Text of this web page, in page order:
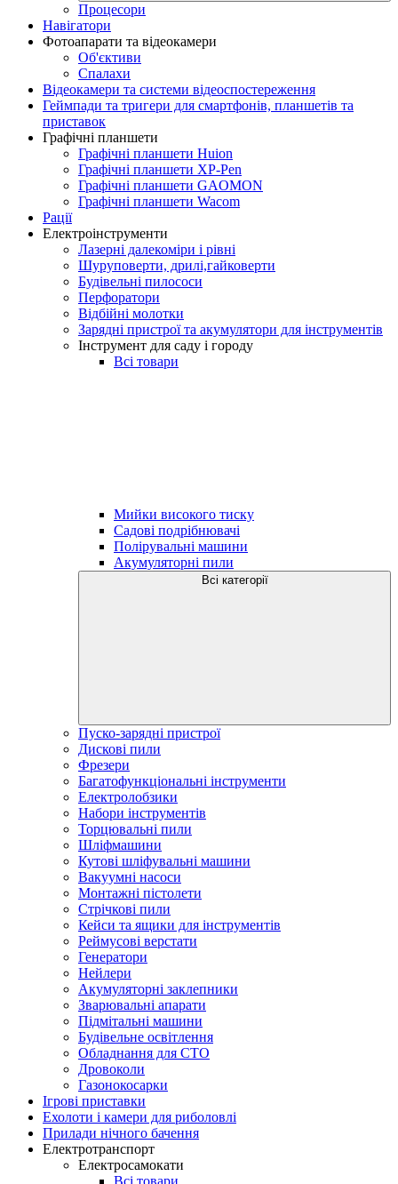
Процесори
Навігатори
Фотоапарати та відеокамери
Об'єктиви
Спалахи
Відеокамери та системи відеоспостереження
Геймпади та тригери для смартфонів, планшетів та
приставок
Графічні планшети
Графічні планшети Huion
Графічні планшети XP-Pen
Графічні планшети GAOMON
Графічні планшети Wacom
Рації
Електроінструменти
Лазерні далекоміри і рівні
Шуруповерти, дрилі,гайковерти
Будівельні пилососи
Перфоратори
Відбійні молотки
Зарядні пристрої та акумулятори для інструментів
Інструмент для саду і городу
Всі товари
Мийки високого тиску
Садові подрібнювачі
Полірувальні машини
Акумуляторні пили
Всі категорії
Пуско-зарядні пристрої
Дискові пили
Фрезери
Багатофункціональні інструменти
Електролобзики
Набори інструментів
Торцювальні пили
Шліфмашини
Кутові шліфувальні машини
Вакуумні насоси
Монтажні пістолети
Стрічкові пили
Кейси та ящики для інструментів
Реймусові верстати
Генератори
Нейлери
Акумуляторні заклепники
Зварювальні апарати
Підмітальні машини
Будівельне освітлення
Обладнання для СТО
Дровоколи
Газонокосарки
Ігрові приставки
Ехолоти і камери для риболовлі
Прилади нічного бачення
Електротранспорт
Електросамокати
Всі товари